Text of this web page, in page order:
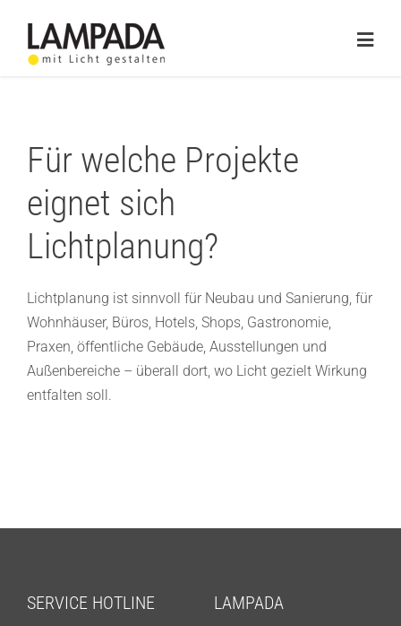
content
Online-Shop
Ratgeber
Marken
Für welche Projekte
eignet sich
Lichtplanung?
Lichtplanung ist sinnvoll für Neubau und Sanierung, für
Wohnhäuser, Büros, Hotels, Shops, Gastronomie,
Praxen, öffentliche Gebäude, Ausstellungen und
Außenbereiche – überall dort, wo Licht gezielt Wirkung
entfalten soll.
SERVICE HOTLINE LAMPADA